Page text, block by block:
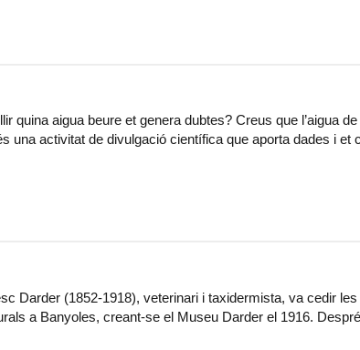
quina aigua beure et genera dubtes? Creus que l’aigua de
una activitat de divulgació científica que aporta dades i et
Darder (1852-1918), veterinari i taxidermista, va cedir
a Banyoles, creant-se el Museu Darder el 1916.